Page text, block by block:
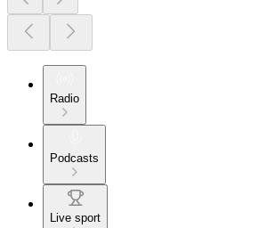
Radio
Podcasts
Live sport